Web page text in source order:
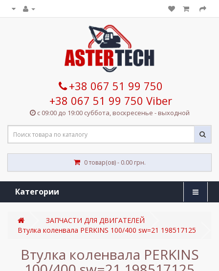
+38 067 51 99 750
+38 067 51 99 750 Viber
с 09:00 до 19:00 суббота, воскресенье - выходной
0 товар(ов) - 0.00 грн.
Категории
ЗАПЧАСТИ ДЛЯ ДВИГАТЕЛЕЙ
Втулка коленвала PERKINS 100/400 sw=21 198517125
Втулка коленвала PERKINS